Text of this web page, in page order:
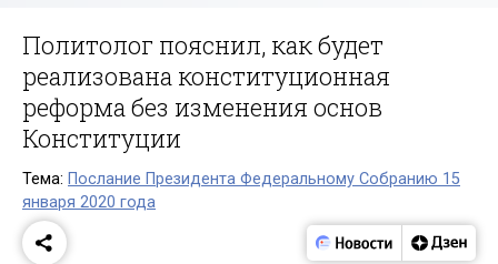
Политолог пояснил, как будет
реализована конституционная
реформа без изменения основ
Конституции
Тема: Послание Президента Федеральному Собранию 15
января 2020 года